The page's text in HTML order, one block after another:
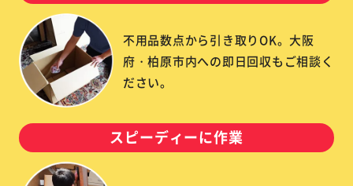
不用品数点から引き取りOK。大阪
府・柏原市内への即日回収もご相談く
ださい。
スピーディーに作業